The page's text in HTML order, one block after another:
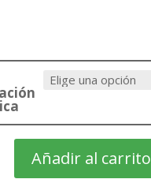
Añadir al carrito